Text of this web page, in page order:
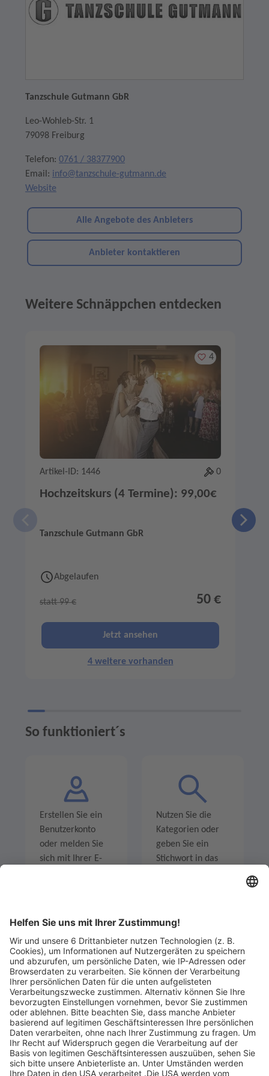
Tanzschule Gutmann GbR
Leo-Wohleb-Str. 1
79098 Freiburg
Telefon: 0761 / 38377900
Email: info@tanzschule-gutmann.de
Website
Alle Angebote des Anbieters
Anbieter kontaktieren
Weitere Schnäppchen entdecken
Merken
4
Artikel-ID: 1446 0
Hochzeitskurs (4 Termine): 99,00€
Tanzschule Gutmann GbR
Abgelaufen
statt 99 € 50 €
Jetzt ansehen
4 weitere vorhanden
So funktioniert´s
Erstellen Sie ein
Benutzerkonto
oder melden Sie
sich mit Ihrer E-
Nutzen Sie die
Kategorien oder
geben Sie ein
Stichwort in das
Legen Sie zum
Mitbieten eine
Höchstgrenze für
Ihr Gebot fest. Ein
automatischer
Bietagent bietet
Sind Sie am Ende
der
Höchstbietende,
werden Sie per E-
Mail informiert
und erhalten nach